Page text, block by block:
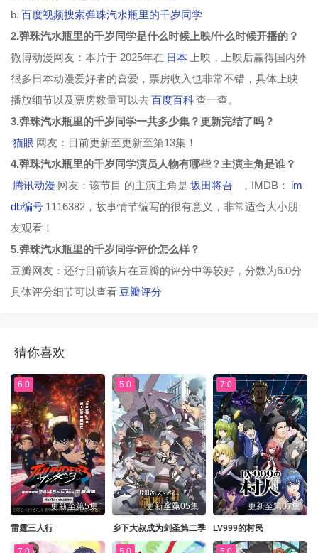
b. 百度视频搜索弹珠汽水瓶里的千岁同学
2.弹珠汽水瓶里的千岁同学是什么时候上映/什么时候开播的？
微博动漫网友：本片于 2025年在 日本
上映，上映后赢得国内外
很多日本动漫爱好者的喜爱，票房收入也非常不错，具体上映
播放细节以及票房数量可以去百度百科查一查。
3.弹珠汽水瓶里的千岁同学一共多少集？更新完结了吗？
猫眼 网友：目前更新至更新至第13集！
4.弹珠汽水瓶里的千岁同学演员人物有哪些？主演主角是谁？
腾讯动漫 网友：该节目 的主演主角是 坂田将吾 ，IMDB： im
db编号 1116382，故事情节编写的很有意义，非常适合大小朋
友观看！
5.弹珠汽水瓶里的千岁同学评价怎么样？
豆瓣网友：还行目前该片在豆瓣的评分中等较好，分数为6.0分
具体评分细节可以查看 豆瓣评分
猜你喜欢
6.0
更新至第5集
雷霆三人行
5.0
更新至第05集
乡下大叔成为剑圣第二季
7.0
更新至第07集
LV999的村民